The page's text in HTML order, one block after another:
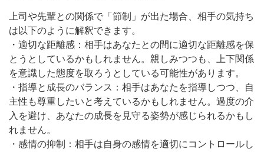
上司や先輩との関係で「節制」が出た場合、相手の気持ち
は以下のように解釈できます。
・適切な距離感：相手はあなたとの間に適切な距離感を保
とうとしているかもしれません。親しみつつも、上下関係
を意識した態度を取ろうとしている可能性があります。
・指導と成長のバランス：相手はあなたを指導しつつ、自
主性も尊重したいと考えているかもしれません。過度の介
入を避け、あなたの成長を見守る姿勢が感じられるかもし
れません。
・感情の抑制：相手は自身の感情を適切にコントロールし